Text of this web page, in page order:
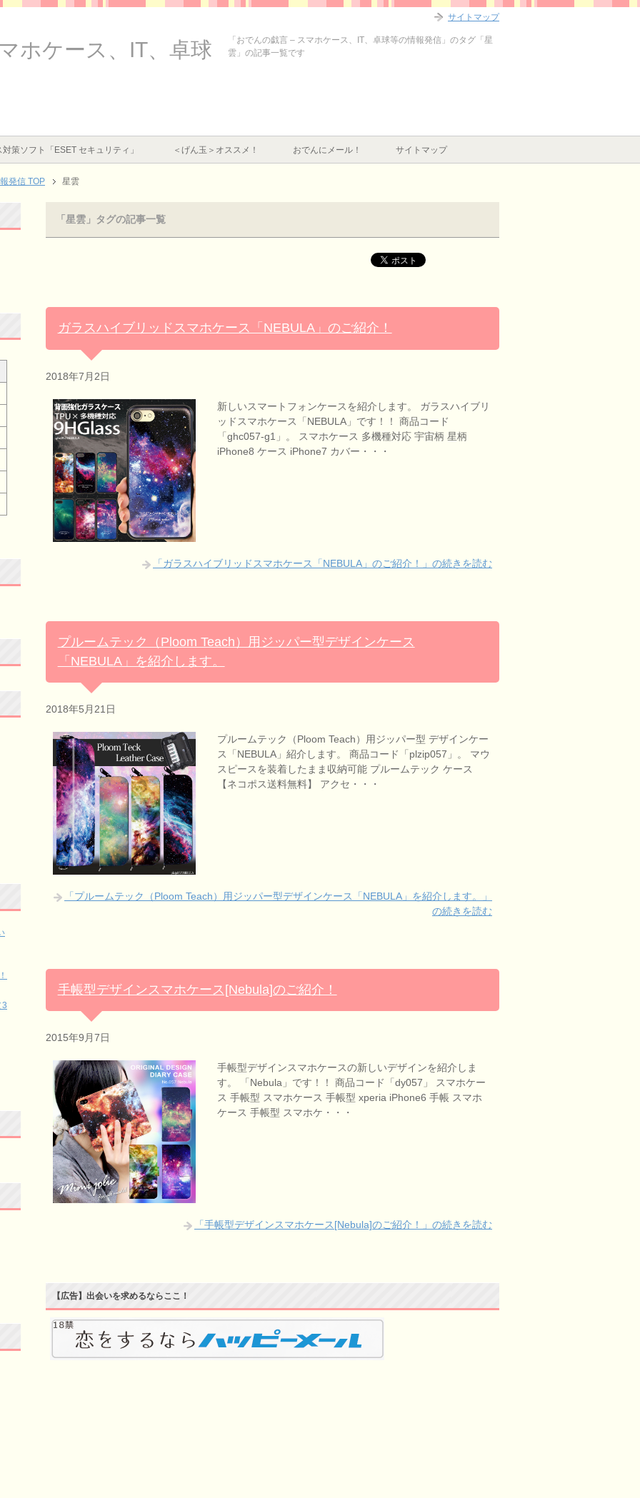
ホケース、IT、卓球
「おでんの戯言 – スマホケース、IT、卓球等の情報発信」のタグ「星
雲」の記事一覧です
策ソフト「ESET セキュリティ」 ＜げん玉＞オススメ！ おでんにメール！ サイトマップ
発信 TOP 星雲
「星雲」タグの記事一覧
ガラスハイブリッドスマホケース「NEBULA」のご紹介！
2018年7月2日
新しいスマートフォンケースを紹介します。 ガラスハイブリ
ッドスマホケース「NEBULA」です！！ 商品コード
「ghc057-g1」。 スマホケース 多機種対応 宇宙柄 星柄
iPhone8 ケース iPhone7 カバー・・・
「ガラスハイブリッドスマホケース「NEBULA」のご紹介！」の続きを読む
プルームテック（Ploom Teach）用ジッパー型デザインケース
「NEBULA」を紹介します。
2018年5月21日
プルームテック（Ploom Teach）用ジッパー型 デザインケー
ス「NEBULA」紹介します。 商品コード「plzip057」。 マウ
スピースを装着したまま収納可能 プルームテック ケース
【ネコポス送料無料】 アクセ・・・
「プルームテック（Ploom Teach）用ジッパー型デザインケース「NEBULA」を紹介します。」
の続きを読む
手帳型デザインスマホケース[Nebula]のご紹介！
2015年9月7日
手帳型デザインスマホケースの新しいデザインを紹介しま
す。 「Nebula」です！！ 商品コード「dy057」 スマホケー
ス 手帳型 スマホケース 手帳型 xperia iPhone6 手帳 スマホ
ケース 手帳型 スマホケ・・・
「手帳型デザインスマホケース[Nebula]のご紹介！」の続きを読む
【広告】出会いを求めるならここ！
3
サイトマップ